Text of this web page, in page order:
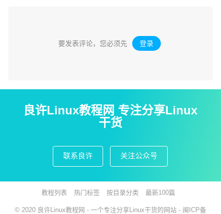
要发表评论，您必须先 登录 。
良许Linux教程网 专注分享Linux
干货
联系良许 关注公众号
教程列表 热门标签 按目录分类 最新100篇
© 2020 良许Linux教程网 - 一个专注分享Linux干货的网站 - 闽ICP备